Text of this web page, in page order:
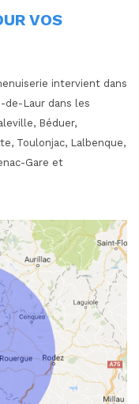
VOS
intervient dans
de-Laur dans les
Béduer,
Toulonjac, Lalbenque,
Gare et